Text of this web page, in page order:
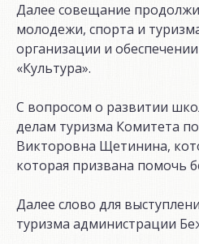
Далее совещание
молодежи, спорта и
организации и
«Культура».
С вопросом о развитии
делам туризма Комитета
Викторовна Щетинина,
которая призвана помочь
Далее слово для
туризма администрации